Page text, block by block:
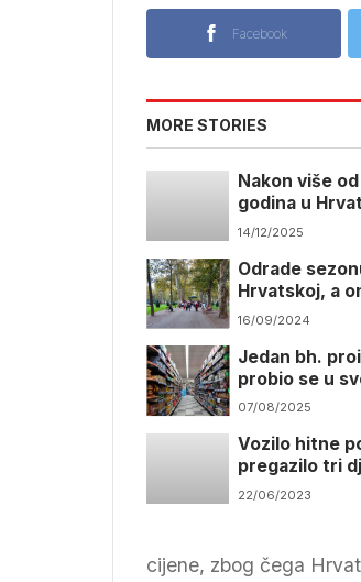
Facebook
MORE STORIES
Nakon više
godina u
zabilježen
14/12/2025
Odrade
Hrvatskoj, a
nazad kući
16/09/2024
Jedan bh.
probio se u
markete na
07/08/2025
Vozilo hitne
pregazilo tri
22/06/2023
cijene, zbog čega